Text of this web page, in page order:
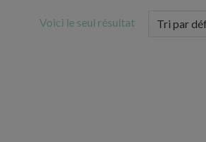
Voici le seul résultat